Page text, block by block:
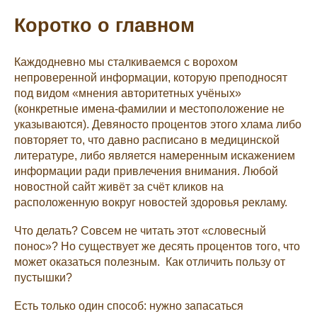
Коротко о главном
Каждодневно мы сталкиваемся с ворохом
непроверенной информации, которую преподносят
под видом «мнения авторитетных учёных»
(конкретные имена-фамилии и местоположение не
указываются). Девяносто процентов этого хлама либо
повторяет то, что давно расписано в медицинской
литературе, либо является намеренным искажением
информации ради привлечения внимания. Любой
новостной сайт живёт за счёт кликов на
расположенную вокруг новостей здоровья рекламу.
Что делать? Совсем не читать этот «словесный
понос»? Но существует же десять процентов того, что
может оказаться полезным. Как отличить пользу от
пустышки?
Есть только один способ: нужно запасаться